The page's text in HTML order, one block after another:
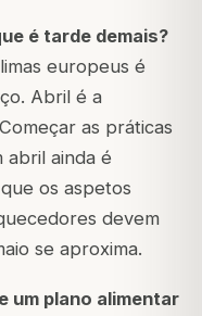
é tarde demais?
europeus é
Abril é a
as práticas
abril ainda é
os aspetos
devem
se aproxima.
um plano alimentar